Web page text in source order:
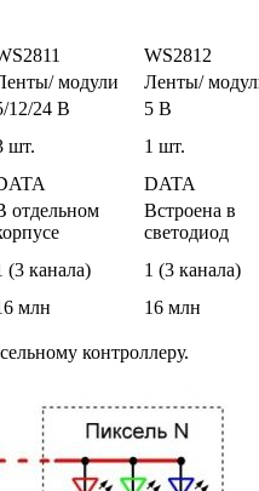
WS2812
модули Ленты/
12/24 В 5 В
шт. 1 шт.
DATA
отдельном
Встроена в
светодиод
(3 канала) 1 (3 канала)
млн 16 млн
контроллеру.